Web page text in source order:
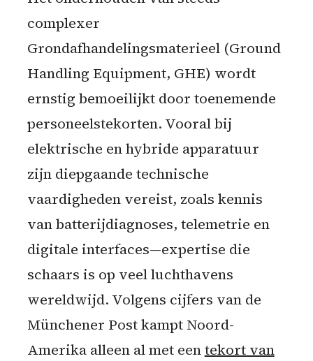
complexer
Grondafhandelingsmaterieel (Ground
Handling Equipment, GHE) wordt
ernstig bemoeilijkt door toenemende
personeelstekorten. Vooral bij
elektrische en hybride apparatuur
zijn diepgaande technische
vaardigheden vereist, zoals kennis
van batterijdiagnoses, telemetrie en
digitale interfaces—expertise die
schaars is op veel luchthavens
wereldwijd. Volgens cijfers van de
Münchener Post kampt Noord-
Amerika alleen al met eentekort van